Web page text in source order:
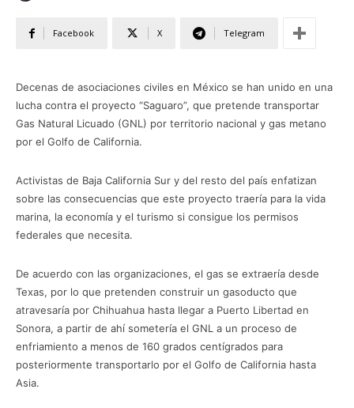
Facebook X Telegram
Decenas de asociaciones civiles en México se han unido en una
lucha contra el proyecto “Saguaro”, que pretende transportar
Gas Natural Licuado (GNL) por territorio nacional y gas metano
por el Golfo de California.
Activistas de Baja California Sur y del resto del país enfatizan
sobre las consecuencias que este proyecto traería para la vida
marina, la economía y el turismo si consigue los permisos
federales que necesita.
De acuerdo con las organizaciones, el gas se extraería desde
Texas, por lo que pretenden construir un gasoducto que
atravesaría por Chihuahua hasta llegar a Puerto Libertad en
Sonora, a partir de ahí sometería el GNL a un proceso de
enfriamiento a menos de 160 grados centígrados para
posteriormente transportarlo por el Golfo de California hasta
Asia.